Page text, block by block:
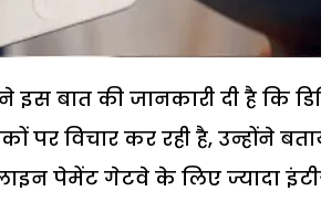
ने इस बात की जानकारी दी है कि
पर विचार कर रही है, उन्होंने
पेमेंट गेटवे के लिए ज्यादा